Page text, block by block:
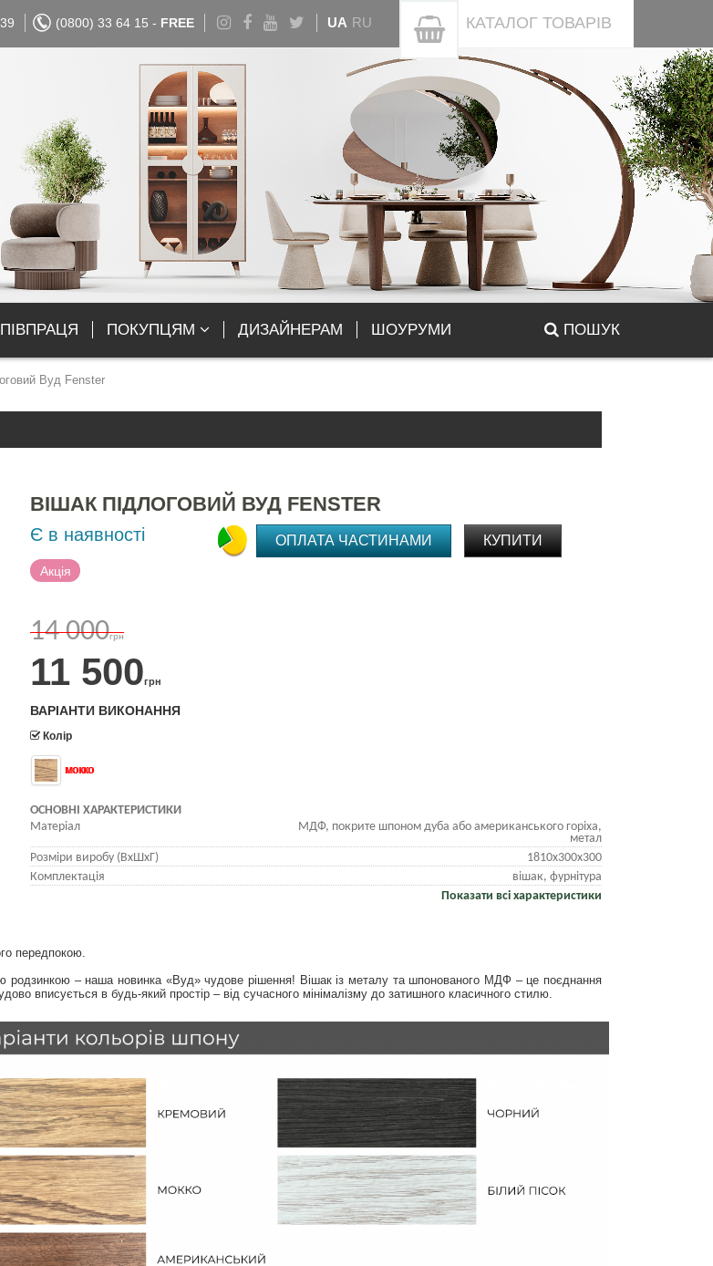
(0800) 33 64 15 - FREE UA RU КАТАЛОГ ТОВАРІВ
ПОКУПЦЯМ ДИЗАЙНЕРАМ ШОУРУМИ ПОШУК
Вуд Fenster
ВІШАК ПІДЛОГОВИЙ ВУД FENSTER
Є в наявності
Акція
14 000грн
11 500грн
ОПЛАТА ЧАСТИНАМИ КУПИТИ
ВАРІАНТИ ВИКОНАННЯ
Колір
мокко
ОСНОВНІ ХАРАКТЕРИСТИКИ
Матеріал
МДФ, покрите шпоном дуба або американського горіха,
метал
Розміри виробу (ВхШхГ)
1810х300х300
Комплектація
вішак, фурнітура
Показати всі характеристики
передпокою.
родзинкою – наша новинка «Вуд» чудове рішення! Вішак із металу та шпонованого МДФ – це поєднання
вписується в будь-який простір – від сучасного мінімалізму до затишного класичного стилю.